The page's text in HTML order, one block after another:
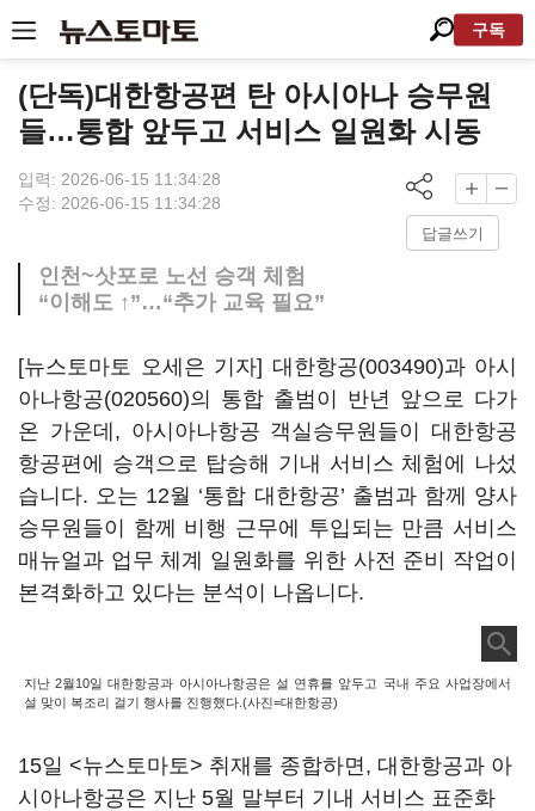
구독
(단독)대한항공편 탄 아시아나 승무원
들…통합 앞두고 서비스 일원화 시동
입력: 2026-06-15 11:34:28
수정: 2026-06-15 11:34:28
답글쓰기
인천~삿포로 노선 승객 체험
“이해도 ↑”…“추가 교육 필요”
[뉴스토마토 오세은 기자] 대한항공(003490)과 아시
아나항공(020560)의 통합 출범이 반년 앞으로 다가
온 가운데, 아시아나항공 객실승무원들이 대한항공
항공편에 승객으로 탑승해 기내 서비스 체험에 나섰
습니다. 오는 12월 ‘통합 대한항공’ 출범과 함께 양사
승무원들이 함께 비행 근무에 투입되는 만큼 서비스
매뉴얼과 업무 체계 일원화를 위한 사전 준비 작업이
본격화하고 있다는 분석이 나옵니다.
지난 2월10일 대한항공과 아시아나항공은 설 연휴를 앞두고 국내 주요 사업장에서
설 맞이 복조리 걸기 행사를 진행했다.(사진=대한항공)
15일 <뉴스토마토> 취재를 종합하면, 대한항공과 아
시아나항공은 지난 5월 말부터 기내 서비스 표준화